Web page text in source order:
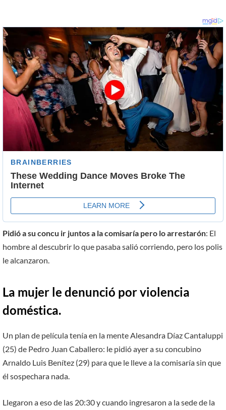
Pidió a su concu ir juntos a la comisaría pero lo arrestarón: El
hombre al descubrir lo que pasaba salió corriendo, pero los polis
le alcanzaron.
La mujer le denunció por violencia
doméstica.
Un plan de película tenía en la mente Alesandra Díaz Cantaluppi
(25) de Pedro Juan Caballero: le pidió ayer a su concubino
Arnaldo Luis Benítez (29) para que le lleve a la comisaría sin que
él sospechara nada.
Llegaron a eso de las 20:30 y cuando ingresaron a la sede de la